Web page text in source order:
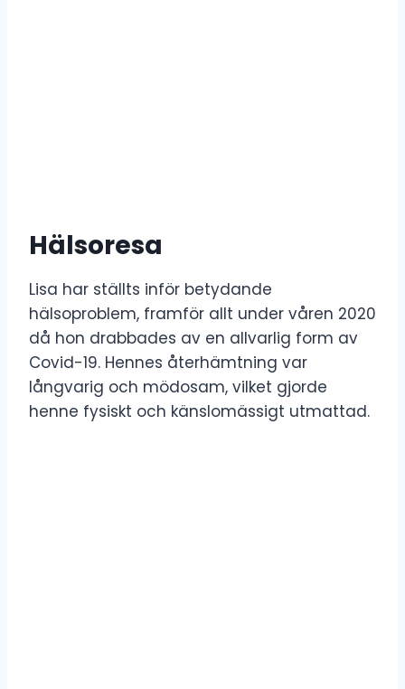
Hälsoresa
Lisa har ställts inför betydande
hälsoproblem, framför allt under våren 2020
då hon drabbades av en allvarlig form av
Covid-19. Hennes återhämtning var
långvarig och mödosam, vilket gjorde
henne fysiskt och känslomässigt utmattad.